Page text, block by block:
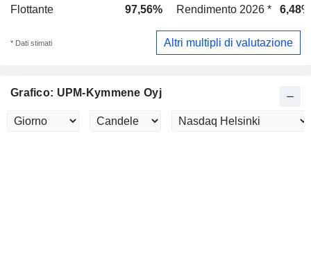
Flottante
97,56% Rendimento 2026 * 6,48%
* Dati stimati Altri multipli di valutazione
Grafico: UPM-Kymmene Oyj